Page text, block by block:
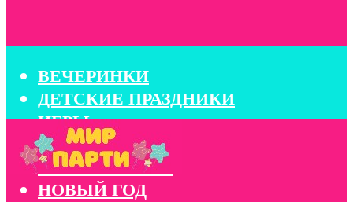
ВЕЧЕРИНКИ
ДЕТСКИЕ ПРАЗДНИКИ
ИГРЫ
КОНКУРСЫ
КОРПОРАТИВЫ
НОВЫЙ ГОД